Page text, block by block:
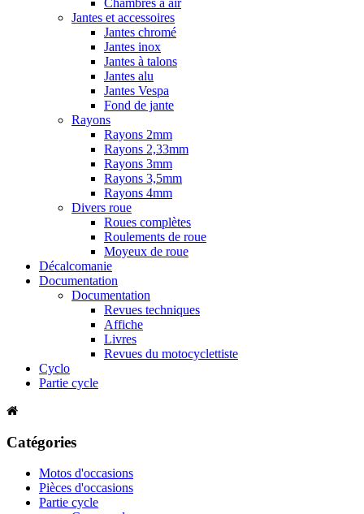
Jantes et accessoires
Jantes chromé
Jantes inox
Jantes à talons
Jantes alu
Jantes Vespa
Fond de jante
Rayons
Rayons 2mm
Rayons 2,33mm
Rayons 3mm
Rayons 3,5mm
Rayons 4mm
Divers roue
Roues complètes
Roulements de roue
Moyeux de roue
Décalcomanie
Documentation
Documentation
Revues techniques
Affiche
Livres
Revues du motocyclettiste
Cyclo
Partie cycle
Catégories
Motos d'occasions
Pièces d'occasions
Partie cycle